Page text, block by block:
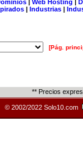
| Web Hosting |
| Industrias |
[Pág.
** Precios
© 2002/2022 Solo10.com